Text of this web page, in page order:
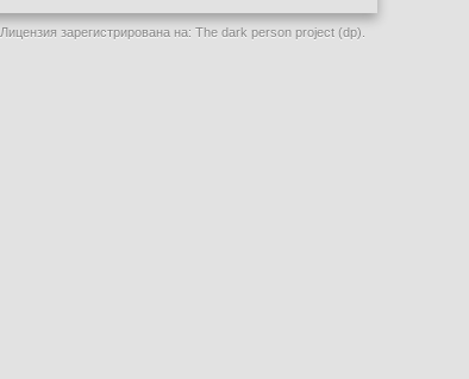
Лицензия зарегистрирована на: The dark person project (dp).